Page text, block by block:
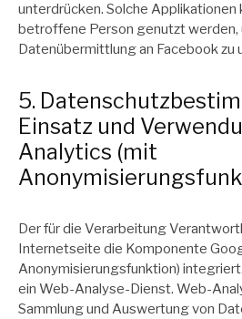
unterdrücken. Solche Applikationen
betroffene Person genutzt werden,
Datenübermittlung an Facebook zu
5.
Einsatz und
Analytics (mit
Der für die Verarbeitung
Internetseite die Komponente
Anonymisierungsfunktion)
ein Web-Analyse-Dienst. Web-
Sammlung und Auswertung von